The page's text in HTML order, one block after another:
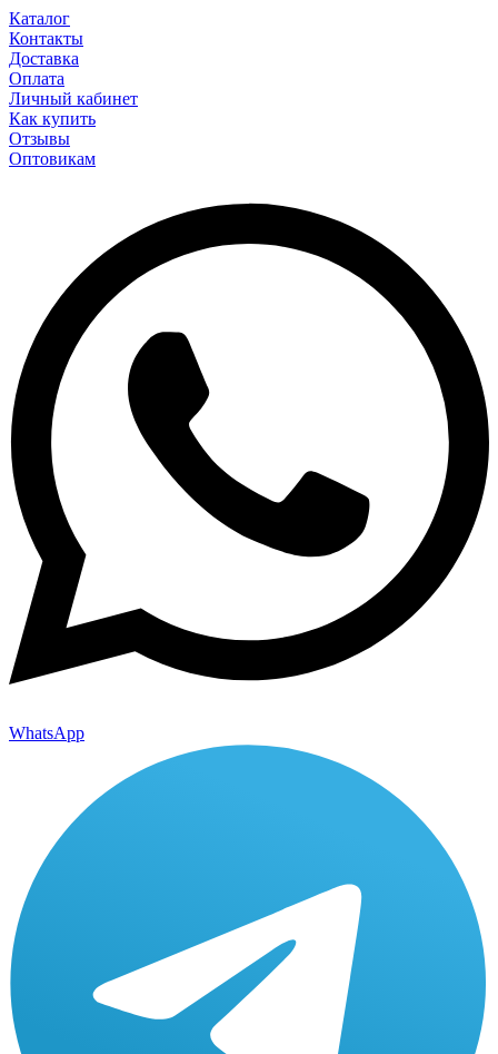
Каталог
Контакты
Доставка
Оплата
Личный кабинет
Как купить
Отзывы
Оптовикам
WhatsApp